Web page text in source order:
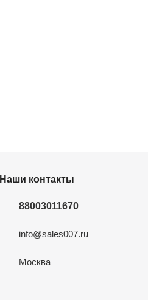
Наши контакты
88003011670
info@sales007.ru
Москва